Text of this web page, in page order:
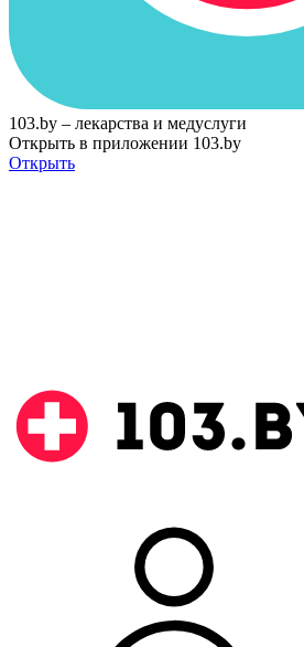
103.by – лекарства и медуслуги
Открыть в приложении 103.by
Открыть